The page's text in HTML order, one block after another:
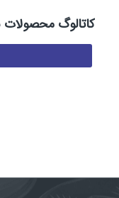
کاتالوگ محصولات